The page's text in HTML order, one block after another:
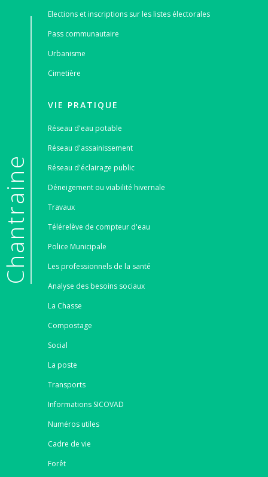
e
Elections et inscriptions sur les listes électorales
Pass communautaire
Urbanisme
Cimetière
VIE PRATIQUE
Réseau d'eau potable
Réseau d'assainissement
Réseau d'éclairage public
Déneigement ou viabilité hivernale
Travaux
Télérelève de compteur d'eau
Police Municipale
Les professionnels de la santé
Analyse des besoins sociaux
La Chasse
Compostage
Social
La poste
Transports
Informations SICOVAD
Numéros utiles
Cadre de vie
Forêt